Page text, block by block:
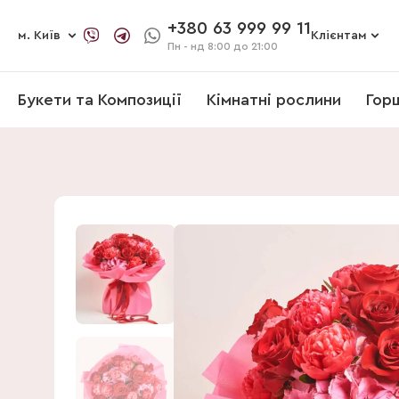
м. Київ +380 63 999 99 11
Пн - нд 8:00 до 21:00
Клієнтам
Букети та Композиції Кімнатні рослини